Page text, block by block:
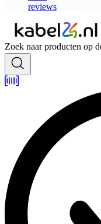
reviews
Zoek naar producten op